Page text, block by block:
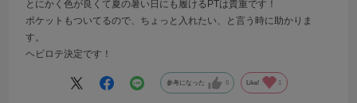
とにかく色が良くて夏の暑い日にも履けるPTは貴重です！
ポケットもついてるので、ちょっと入れたい、と言う時に助かりま
す。
ヘビロテ決定です！
参考になった 0 Like!